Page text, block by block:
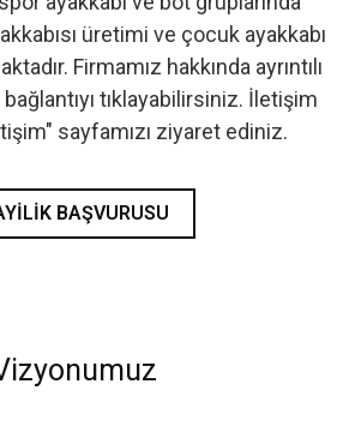
Ayakkabı
üretimi ve çocuk ayakkabı
Firmamız hakkında ayrıntılı
tıklayabilirsiniz. İletişim
sayfamızı ziyaret ediniz.
BAŞVURUSU